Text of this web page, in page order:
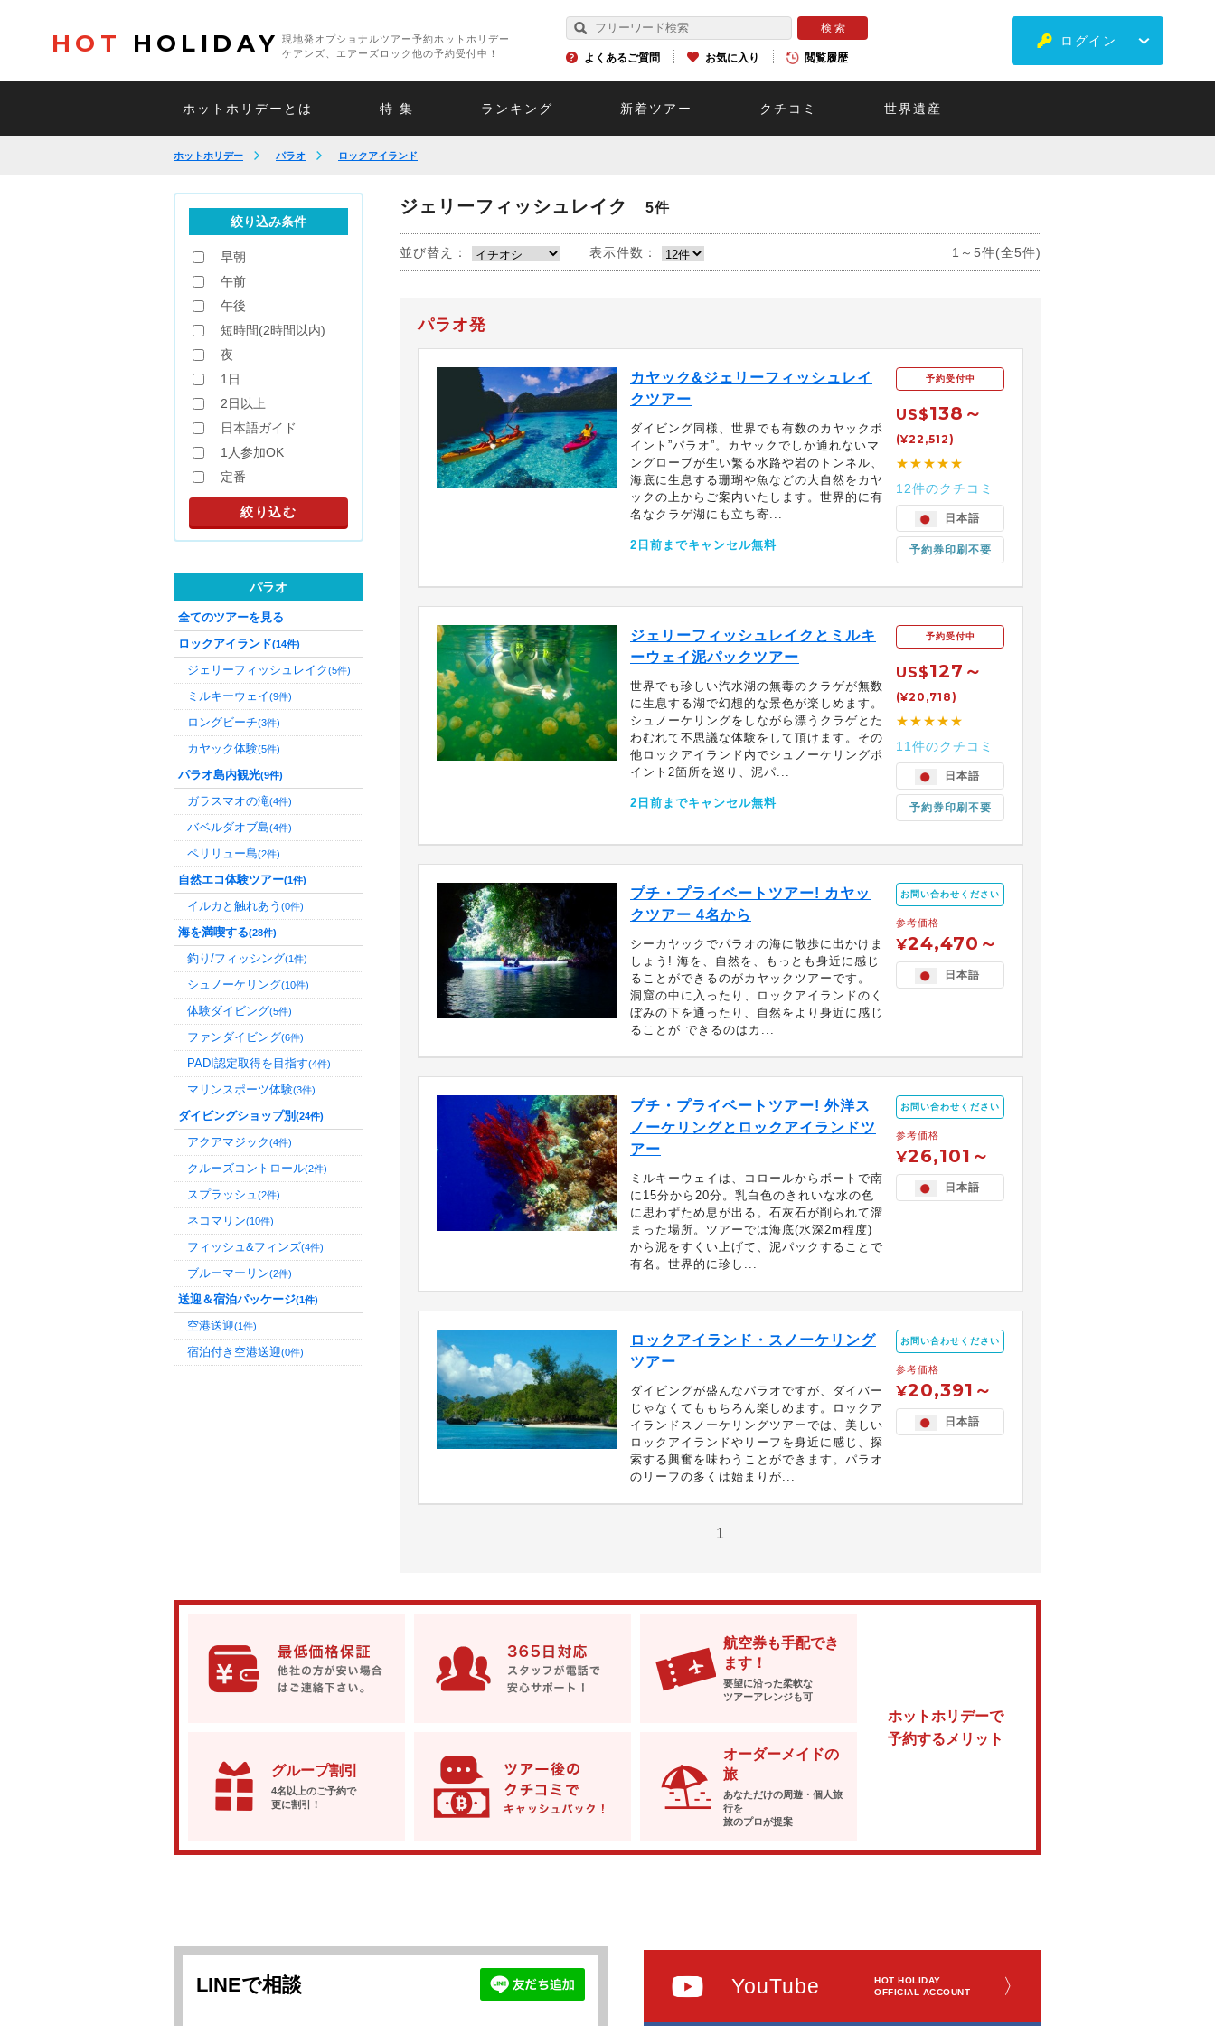
HOT HOLIDAY
現地発オプショナルツアー予約ホットホリデー
ケアンズ、エアーズロック他の予約受付中！
よくあるご質問 お気に入り 閲覧履歴
ログイン
ホットホリデーとは 特 集 ランキング 新着ツアー クチコミ 世界遺産
ホットホリデー パラオ ロックアイランド
ジェリーフィッシュレイク 5件
並び替え： 表示件数： 1～5件(全5件)
パラオ発
カヤック&ジェリーフィッシュレイ
クツアー
ダイビング同様、世界でも有数のカヤックポ
イント”パラオ”。カヤックでしか通れないマ
ングローブが生い繁る水路や岩のトンネル、
海底に生息する珊瑚や魚などの大自然をカヤ
ックの上からご案内いたします。世界的に有
名なクラゲ湖にも立ち寄...
2日前までキャンセル無料
予約受付中
US$138～
(¥22,512)
★★★★★
12件のクチコミ
日本語
予約券印刷不要
ジェリーフィッシュレイクとミルキ
ーウェイ泥パックツアー
世界でも珍しい汽水湖の無毒のクラゲが無数
に生息する湖で幻想的な景色が楽しめます。
シュノーケリングをしながら漂うクラゲとた
わむれて不思議な体験をして頂けます。その
他ロックアイランド内でシュノーケリングポ
イント2箇所を巡り、泥パ...
2日前までキャンセル無料
予約受付中
US$127～
(¥20,718)
★★★★★
11件のクチコミ
日本語
予約券印刷不要
プチ・プライベートツアー! カヤッ
クツアー 4名から
シーカヤックでパラオの海に散歩に出かけま
しょう! 海を、自然を、もっとも身近に感じ
ることができるのがカヤックツアーです。
洞窟の中に入ったり、ロックアイランドのく
ぼみの下を通ったり、自然をより身近に感じ
ることが できるのはカ...
お問い合わせください
参考価格
¥24,470～
日本語
プチ・プライベートツアー! 外洋ス
ノーケリングとロックアイランドツ
アー
ミルキーウェイは、コロールからボートで南
に15分から20分。乳白色のきれいな水の色
に思わずため息が出る。石灰石が削られて溜
まった場所。ツアーでは海底(水深2m程度)
から泥をすくい上げて、泥パックすることで
有名。世界的に珍し...
お問い合わせください
参考価格
¥26,101～
日本語
ロックアイランド・スノーケリング
ツアー
ダイビングが盛んなパラオですが、ダイバー
じゃなくてももちろん楽しめます。ロックア
イランドスノーケリングツアーでは、美しい
ロックアイランドやリーフを身近に感じ、探
索する興奮を味わうことができます。パラオ
のリーフの多くは始まりが...
お問い合わせください
参考価格
¥20,391～
日本語
1
絞り込み条件
早朝
午前
午後
短時間(2時間以内)
夜
1日
2日以上
日本語ガイド
1人参加OK
定番
パラオ
全てのツアーを見る
ロックアイランド(14件)
ジェリーフィッシュレイク(5件)
ミルキーウェイ(9件)
ロングビーチ(3件)
カヤック体験(5件)
パラオ島内観光(9件)
ガラスマオの滝(4件)
バベルダオブ島(4件)
ペリリュー島(2件)
自然エコ体験ツアー(1件)
イルカと触れあう (0件)
海を満喫する(28件)
釣り/フィッシング(1件)
シュノーケリング(10件)
体験ダイビング(5件)
ファンダイビング(6件)
PADI認定取得を目指す(4件)
マリンスポーツ体験(3件)
ダイビングショップ別 (24件)
アクアマジック(4件)
クルーズコントロール(2件)
スプラッシュ(2件)
ネコマリン(10件)
フィッシュ&フィンズ(4件)
ブルーマーリン(2件)
送迎＆宿泊パッケージ(1件)
空港送迎(1件)
宿泊付き空港送迎(0件)
ホットホリデーで
予約するメリット
航空券も手配でき
ます！
要望に沿った柔軟な
ツアーアレンジも可
グループ割引
4名以上のご予約で
更に割引！
オーダーメイドの
旅
あなただけの周遊・個人旅
行を
旅のプロが提案
LINEで相談 YouTube
HOT HOLIDAY
OFFICIAL ACCOUNT
〉